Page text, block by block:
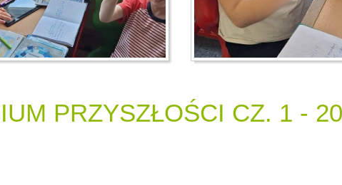
PRZYSZŁOŚCI CZ. 1 -